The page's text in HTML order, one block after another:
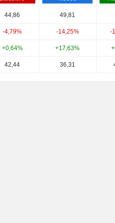
44,86 49,81
-4,79% -14,25% -
+0,64% +17,63%
42,44 36,31